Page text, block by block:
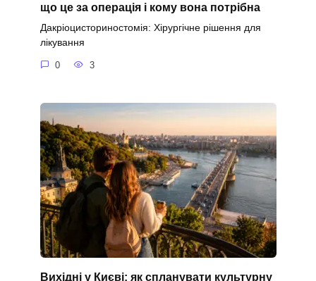
що це за операція і кому вона потрібна
Дакріоцисториностомія: Хірургічне рішення для
лікування
0 3
Вихідні у Києві: як спланувати культурну